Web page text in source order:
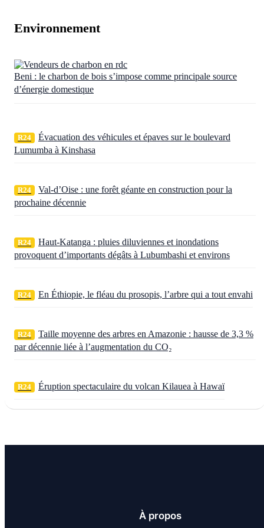
Environnement
Beni : le charbon de bois s’impose comme principale source
d’énergie domestique
R24
Évacuation des véhicules et épaves sur le boulevard
Lumumba à Kinshasa
R24
Val-d’Oise : une forêt géante en construction pour la
prochaine décennie
R24
Haut-Katanga : pluies diluviennes et inondations
provoquent d’importants dégâts à Lubumbashi et environs
R24 En Éthiopie, le fléau du prosopis, l’arbre qui a tout envahi
R24
Taille moyenne des arbres en Amazonie : hausse de 3,3 %
par décennie liée à l’augmentation du CO₂
R24 Éruption spectaculaire du volcan Kilauea à Hawaï
À propos